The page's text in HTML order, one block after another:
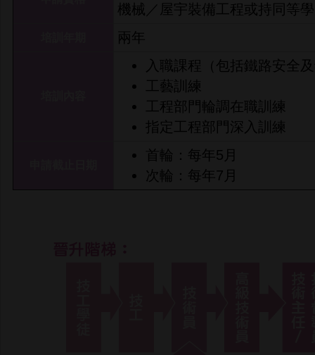
機械／屋宇裝備工程或持同等
兩年
入職課程（包括鐵路安全
工藝訓練
工程部門輪調在職訓練
指定工程部門深入訓練
首輪：每年5月
次輪：每年7月